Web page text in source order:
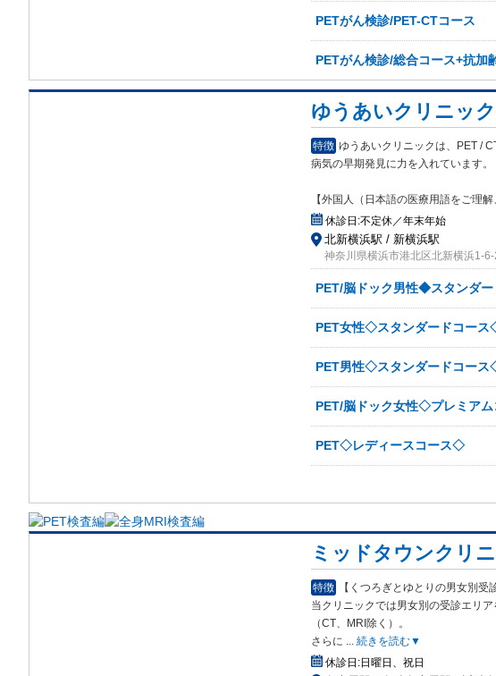
PETがん検診/PET-CTコース
PETがん検診/総合コース+抗加
ゆうあいクリニック
特徴 ゆうあいクリニックは、PET /
病気の早期発見に力を入れています。
【外国人（日本語の医療用語をご理
休診日:不定休／年末年始
北新横浜駅 / 新横浜駅
神奈川県横浜市港北区北新横浜1-6-
PET/脳ドック男性◆スタンダ
PET女性◇スタンダードコー
PET男性◇スタンダードコー
PET/脳ドック女性◇プレミア
PET◇レディースコース◇
ミッドタウンクリ
特徴
【くつろぎとゆとりの男女別受
当クリニックでは男女別の受診エリア
（CT、MRI除く）。
さらに ... 続きを読む▼
休診日:日曜日、祝日